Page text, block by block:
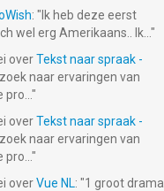
: " Ik heb deze eerst
wel erg Amerikaans.. Ik... "
overTekst naar spraak -
zoek naar ervaringen van
"
overTekst naar spraak -
zoek naar ervaringen van
"
overVue NL: "1 groot drama.